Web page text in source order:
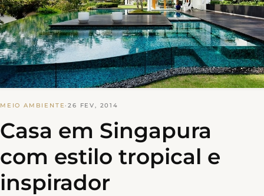
MEIO AMBIENTE·26 FEV, 2014
Casa em Singapura
com estilo tropical e
inspirador